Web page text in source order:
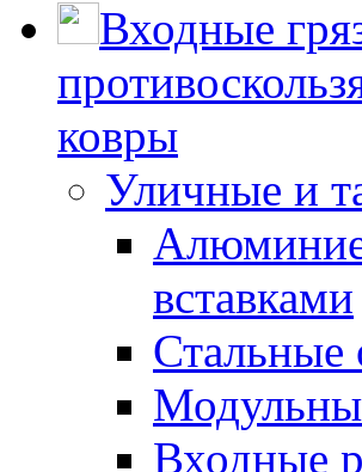
Входные
ковры
Уличные и
вставками
Стальные
Входные